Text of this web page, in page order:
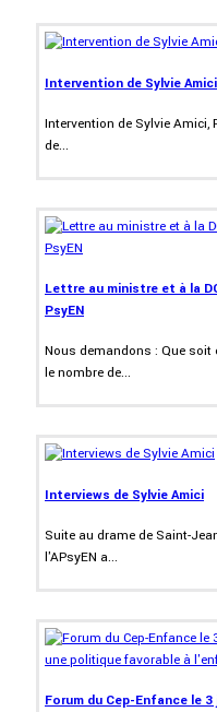
Intervention de Sylvie
Intervention de Sylvie Amici,
de...
Lettre au ministre et à la
PsyEN
Nous demandons : Que
le nombre de...
Interviews de Sylvie Amici
Suite au drame de Saint-
l'APsyEN a...
Forum du Cep-Enfance le